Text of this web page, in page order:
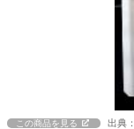
この商品を見る 出典